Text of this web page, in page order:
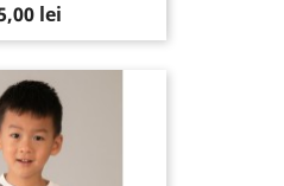
lei